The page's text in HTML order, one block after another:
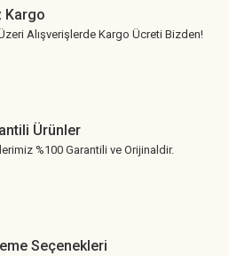
Kargo
Alışverişlerde Kargo Ücreti Bizden!
Ürünler
%100 Garantili ve Orijinaldir.
Seçenekleri